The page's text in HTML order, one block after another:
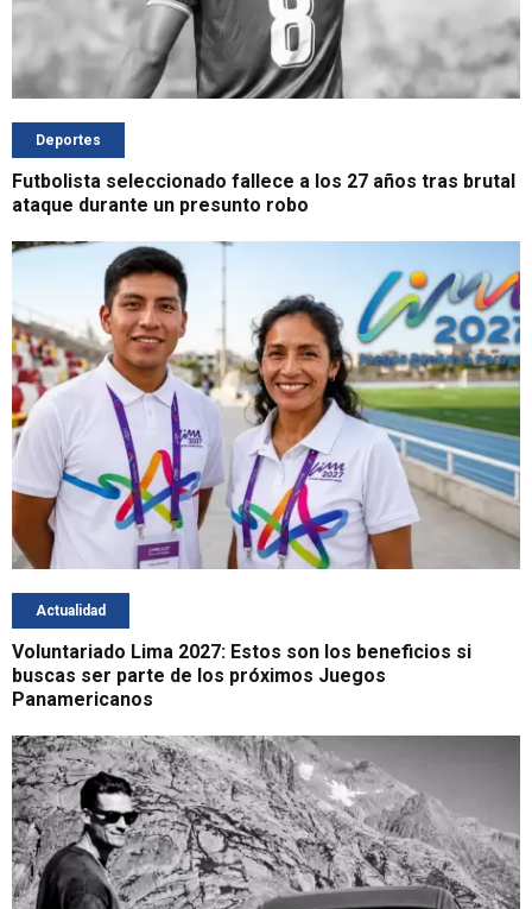
Deportes
Futbolista seleccionado fallece a los 27 años tras brutal
ataque durante un presunto robo
Actualidad
Voluntariado Lima 2027: Estos son los beneficios si
buscas ser parte de los próximos Juegos
Panamericanos